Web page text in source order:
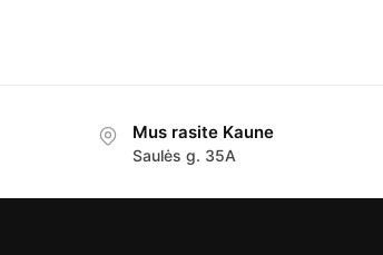
Mus rasite Kaune
Saulės g. 35A